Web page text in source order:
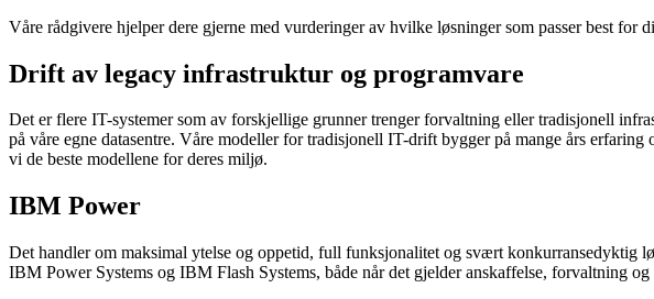
Våre rådgivere hjelper dere gjerne med vurderinger av hvilke løsninger som passer best for
Drift av legacy infrastruktur og programvare
Det er flere IT-systemer som av forskjellige grunner trenger forvaltning eller tradisjonell
på våre egne datasentre. Våre modeller for tradisjonell IT-drift bygger på mange års
vi de beste modellene for deres miljø.
IBM Power
Det handler om maksimal ytelse og oppetid, full funksjonalitet og svært konkurransedyktig
IBM Power Systems og IBM Flash Systems, både når det gjelder anskaffelse, forvaltning